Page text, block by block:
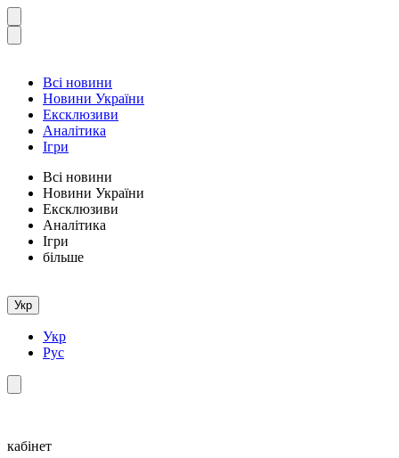
Всі новини
Новини України
Ексклюзиви
Аналітика
Ігри
Всі новини
Новини України
Ексклюзиви
Аналітика
Ігри
більше
Укр
Укр
Рус
кабінет